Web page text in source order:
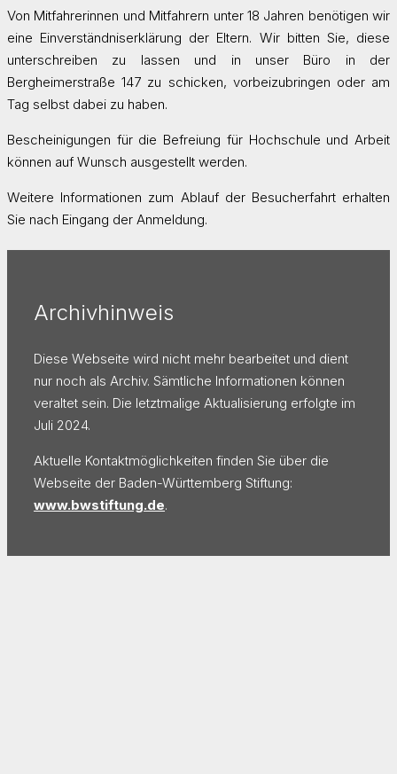
Von Mitfahrerinnen und Mitfahrern unter 18 Jahren benötigen wir
eine Einverständniserklärung der Eltern. Wir bitten Sie, diese
unterschreiben zu lassen und in unser Büro in der
Bergheimerstraße 147 zu schicken, vorbeizubringen oder am
Tag selbst dabei zu haben.
Bescheinigungen für die Befreiung für Hochschule und Arbeit
können auf Wunsch ausgestellt werden.
Weitere Informationen zum Ablauf der Besucherfahrt erhalten
Sie nach Eingang der Anmeldung.
Archivhinweis
Diese Webseite wird nicht mehr bearbeitet und dient
nur noch als Archiv. Sämtliche Informationen können
veraltet sein. Die letztmalige Aktualisierung erfolgte im
Juli 2024.
Aktuelle Kontaktmöglichkeiten finden Sie über die
Webseite der Baden-Württemberg Stiftung:
www.bwstiftung.de.